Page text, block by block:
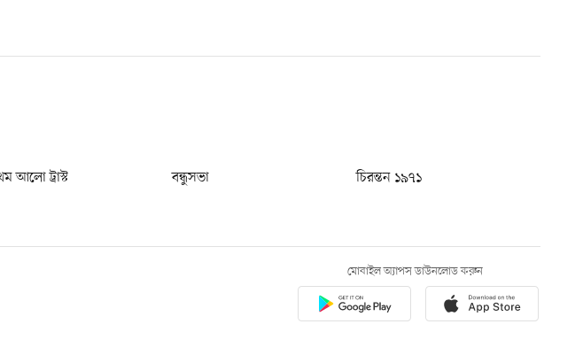
আলো ট্রাস্ট বন্ধুসভা
চিরন্তন ১৯৭১
মোবাইল অ্যাপস ডাউনলোড করুন